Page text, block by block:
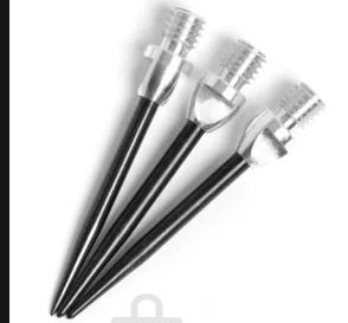
Slydart
Pentathlon
Caliburn
Eagle Darts
Mission
L-Style
Dynasty
Ultimate Card
Designa
0